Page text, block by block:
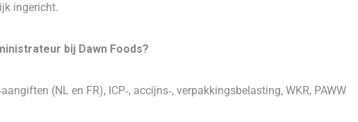
ingericht.
bij Dawn Foods?
(NL en FR), ICP‑, accijns‑, verpakkingsbelasting, WKR, PAWW